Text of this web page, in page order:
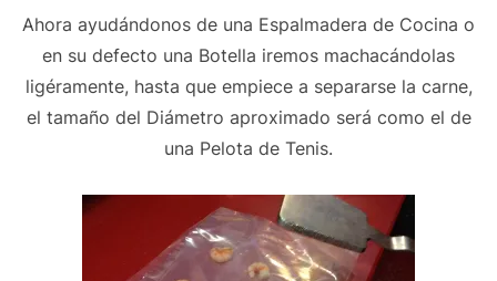
Ahora ayudándonos de una Espalmadera de Cocina o
en su defecto una Botella iremos machacándolas
ligéramente, hasta que empiece a separarse la carne,
el tamaño del Diámetro aproximado será como el de
una Pelota de Tenis.